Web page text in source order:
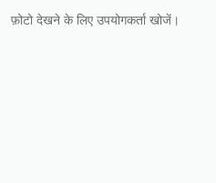
फ़ोटो देखने के लिए उपयोगकर्ता खोजें।